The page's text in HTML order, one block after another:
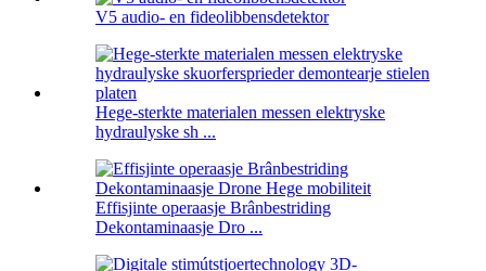
V5 audio- en fideolibbensdetektor
Hege-sterkte materialen messen elektryske
hydraulyske sh ...
Effisjinte operaasje Brânbestriding
Dekontaminaasje Dro ...